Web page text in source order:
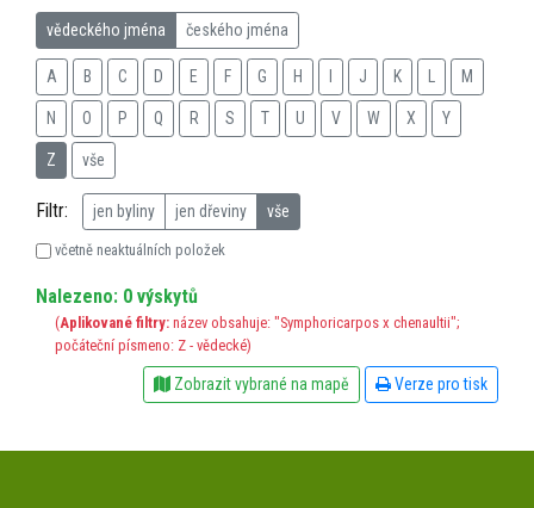
vědeckého jména českého jména
A B C D E F G H J K M
N O P Q R S T U V W X Y
Z vše
Filtr: jen byliny jen dřeviny vše
včetně neaktuálních položek
Nalezeno: 0 výskytů
(Aplikované filtry: název obsahuje: "Symphoricarpos x chenaultii";
počáteční písmeno: Z - vědecké)
Zobrazit vybrané na mapě Verze pro tisk